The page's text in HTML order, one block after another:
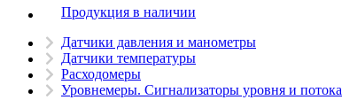
Продукция в наличии
Датчики давления и манометры
Датчики температуры
Расходомеры
Уровнемеры. Сигнализаторы уровня и потока